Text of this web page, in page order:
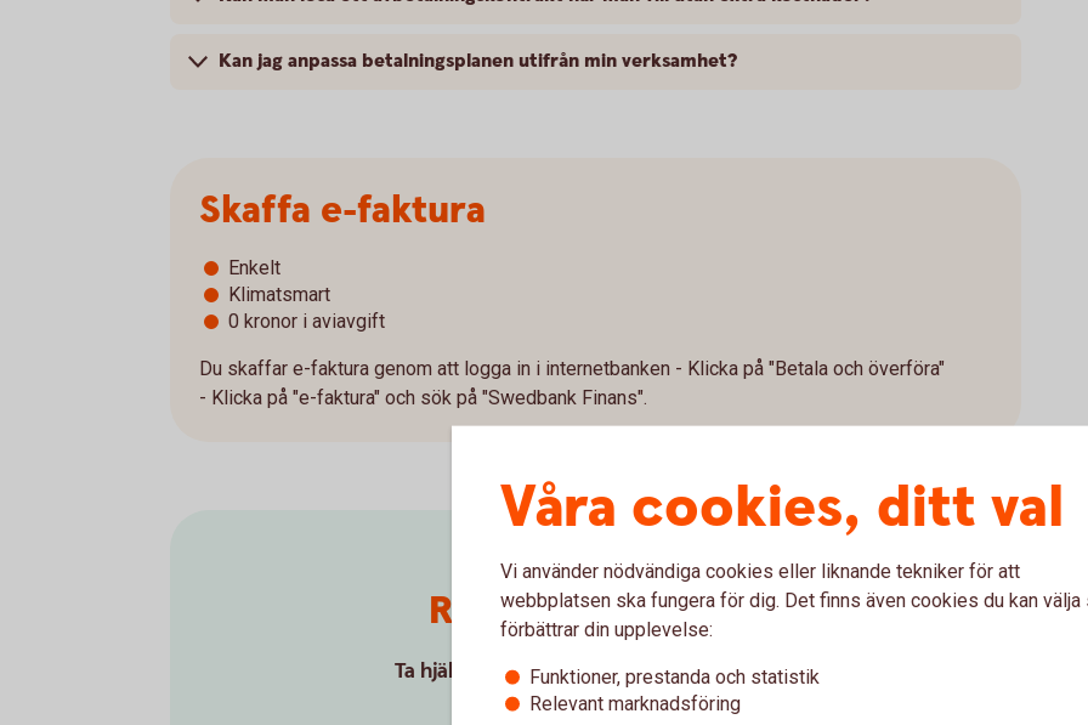
Kan jag anpassa betalningsplanen utifrån min verksamhet?
Skaffa e-faktura
Enkelt
Klimatsmart
0 kronor i aviavgift
Du skaffar e-faktura genom att logga in i internetbanken - Klicka på "Betala och överföra"
- Klicka på "e-faktura" och sök på "Swedbank Finans".
Räkna på er månadskostnad vid
Ta hjälp av vår kalkylator för räkna på kostnaden för ett
Våra cookies, ditt val
Vi använder nödvändiga cookies eller liknande tekniker för att
webbplatsen ska fungera för dig. Det finns även cookies du kan välja
förbättrar din upplevelse:
Funktioner, prestanda och statistik
Relevant marknadsföring